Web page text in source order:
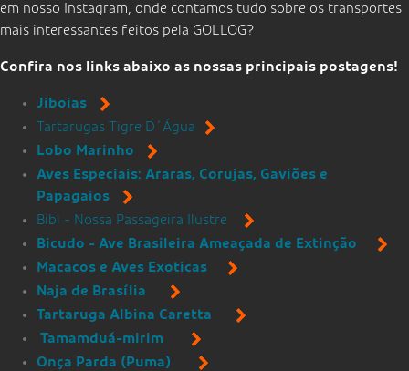
dificuldade em lidar com o espaço restrito das caixas
desconforto respiratório.
Ateste com seu veterinário de confiança que seu
animal não possui predisposições ou problemas
cardíacos e respiratórios, mesmo que a espécie ou raça
do animal não demonstre tais características.
em nosso Instagram, onde contamos tudo sobre os transportes
mais interessantes feitos pela GOLLOG?
Confira nos links abaixo as nossas principais postagens!
Jiboias
Tartarugas Tigre D´Água
Lobo Marinho
Aves Especiais: Araras, Corujas, Gaviões e
Papagaios
Bibi - Nossa Passageira Ilustre
Bicudo - Ave Brasileira Ameaçada de Extinção
Macacos e Aves Exoticas
Naja de Brasília
Tartaruga Albina Caretta
Tamamduá-mirim
Onça Parda (Puma)